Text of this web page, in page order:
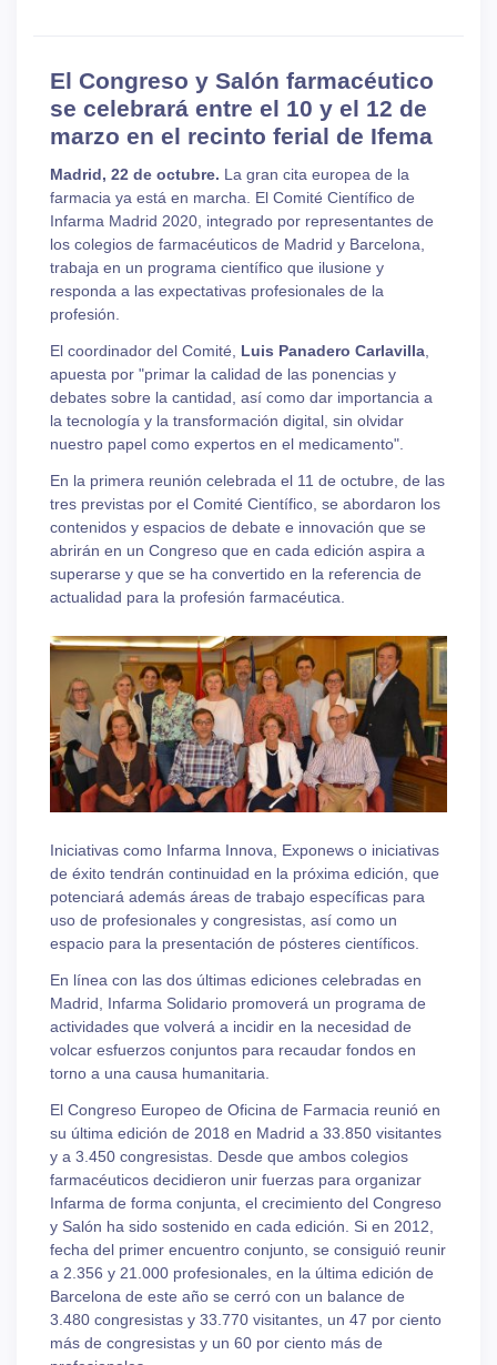
El Congreso y Salón farmacéutico
se celebrará entre el 10 y el 12 de
marzo en el recinto ferial de Ifema
Madrid, 22 de octubre. La gran cita europea de la
farmacia ya está en marcha. El Comité Científico de
Infarma Madrid 2020, integrado por representantes de
los colegios de farmacéuticos de Madrid y Barcelona,
trabaja en un programa científico que ilusione y
responda a las expectativas profesionales de la
profesión.
El coordinador del Comité, Luis Panadero Carlavilla
apuesta por "primar la calidad de las ponencias y
debates sobre la cantidad, así como dar importancia a
la tecnología y la transformación digital, sin olvidar
nuestro papel como expertos en el medicamento".
En la primera reunión celebrada el 11 de octubre, de las
tres previstas por el Comité Científico, se abordaron los
contenidos y espacios de debate e innovación que se
abrirán en un Congreso que en cada edición aspira a
superarse y que se ha convertido en la referencia de
actualidad para la profesión farmacéutica.
Iniciativas como Infarma Innova, Exponews o iniciativas
de éxito tendrán continuidad en la próxima edición, que
potenciará además áreas de trabajo específicas para
uso de profesionales y congresistas, así como un
espacio para la presentación de pósteres científicos.
En línea con las dos últimas ediciones celebradas en
Madrid, Infarma Solidario promoverá un programa de
actividades que volverá a incidir en la necesidad de
volcar esfuerzos conjuntos para recaudar fondos en
torno a una causa humanitaria.
El Congreso Europeo de Oficina de Farmacia reunió en
su última edición de 2018 en Madrid a 33.850 visitantes
y a 3.450 congresistas. Desde que ambos colegios
farmacéuticos decidieron unir fuerzas para organizar
Infarma de forma conjunta, el crecimiento del Congreso
y Salón ha sido sostenido en cada edición. Si en 2012,
fecha del primer encuentro conjunto, se consiguió reunir
a 2.356 y 21.000 profesionales, en la última edición de
Barcelona de este año se cerró con un balance de
3.480 congresistas y 33.770 visitantes, un 47 por ciento
más de congresistas y un 60 por ciento más de